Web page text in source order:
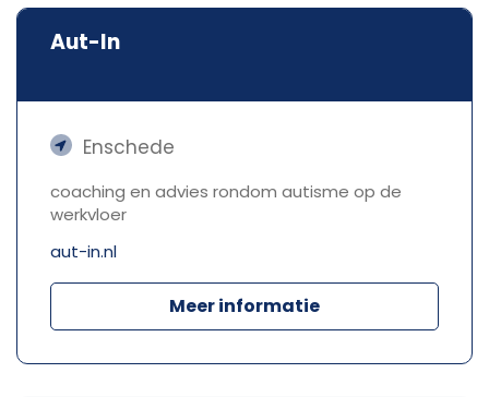
Aut-In
Enschede
coaching en advies rondom autisme op de
werkvloer
aut-in.nl
Meer informatie